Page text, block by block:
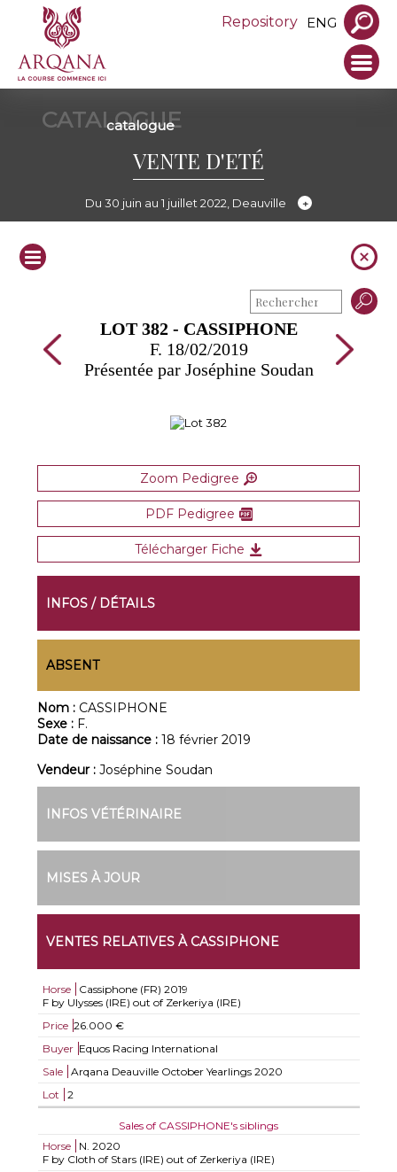
Repository ENG
CATALOGUE
catalogue
VENTE D'ETÉ
Du 30 juin au 1 juillet 2022, Deauville
LOT 382 - CASSIPHONE
F. 18/02/2019
Présentée par Joséphine Soudan
Zoom Pedigree
PDF Pedigree
Télécharger Fiche
INFOS / DÉTAILS
ABSENT
Nom : CASSIPHONE
Sexe : F.
Date de naissance :18 février 2019
Vendeur :Joséphine Soudan
INFOS VÉTÉRINAIRE
MISES À JOUR
VENTES RELATIVES À CASSIPHONE
Horse Cassiphone (FR) 2019
F by Ulysses (IRE) out of Zerkeriya (IRE)
Price 26.000 €
Buyer Equos Racing International
Sale
Arqana Deauville October Yearlings 2020
Lot
2
Sales of CASSIPHONE's siblings
Horse
N. 2020
F by Cloth of Stars (IRE) out of Zerkeriya (IRE)